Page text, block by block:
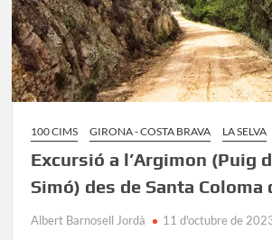
100 CIMS GIRONA - COSTA BRAVA LA SELVA
Excursió a l’Argimon (Puig
Simó) des de Santa Coloma
Albert Barnosell Jordà 11 d'octubre de